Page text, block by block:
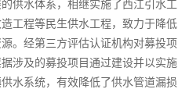
供水体系，相继实施了西江引水工
工程等民生供水工程，致力于降低
。经第三方评估认证机构对募投项
涉及的募投项目通过建设并以实施
水系统，有效降低了供水管道漏损